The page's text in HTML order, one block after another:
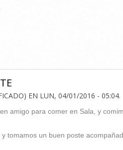
EN LUN, 04/01/2016 - 05:04.
amigo para comer en Sala, y
tomamos un buen poste